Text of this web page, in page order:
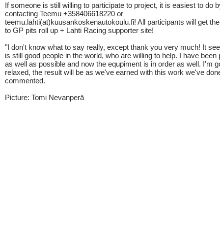
If someone is still willing to participate to project, it is easiest to do
contacting Teemu +358406618220 or
teemu.lahti(at)kuusankoskenautokoulu.fi! All participants will get
to GP pits roll up + Lahti Racing supporter site!
"I don't know what to say really, except thank you very much! It
is still good people in the world, who are willing to help. I have been
as well as possible and now the equpiment is in order as well. I'm
relaxed, the result will be as we've earned with this work we've
commented.
Picture: Tomi Nevanperä